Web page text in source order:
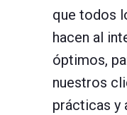
que todos
hacen al
óptimos,
nuestros
prácticas y